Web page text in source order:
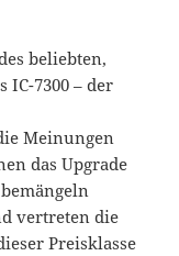
beliebten,
7300 – der
Meinungen
das Upgrade
vertreten die
Preisklasse